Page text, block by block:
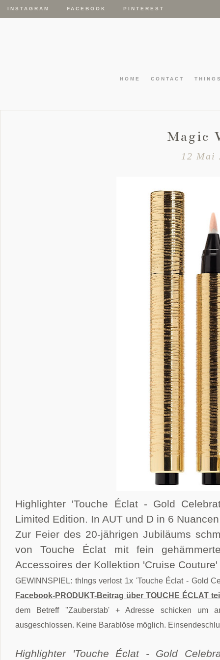
INSTAGRAM FACEBOOK PINTEREST
HOME CONTACT
Magic
12 Mai
Highlighter 'Touche Éclat - Gold
Limited Edition. In AUT und D in 6
Zur Feier des 20-jährigen Jubiläums
von Touche Éclat mit fein
Accessoires der Kollektion 'Cruise
GEWINNSPIEL: thIngs verlost 1x 'Touche Éclat - Gold
Facebook-PRODUKT-Beitrag über TOUCHE ÉCLAT
dem Betreff ''Zauberstab' + Adresse schicken um
ausgeschlossen. Keine Barablöse möglich.
Highlighter 'Touche Éclat - Gold